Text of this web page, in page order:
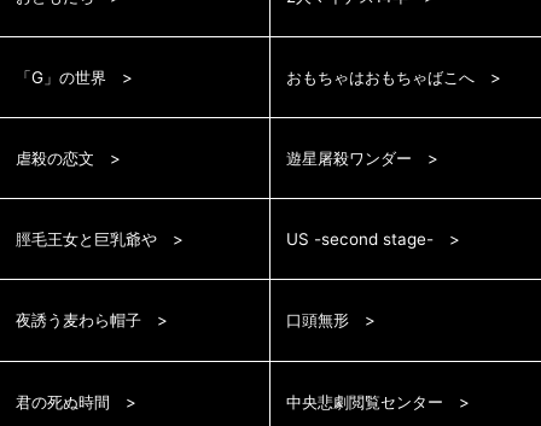
「G」の世界 おもちゃはおもちゃばこへ
虐殺の恋文 遊星屠殺ワンダー
脛毛王女と巨乳爺や US -second stage-
夜誘う麦わら帽子 口頭無形
君の死ぬ時間 中央悲劇閲覧センター